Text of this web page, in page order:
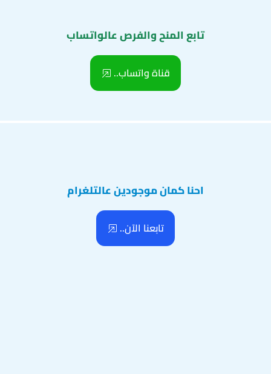
تابع المنح والفرص عالواتساب
قناة واتساب..
احنا كمان موجودين عالتلغرام
تابعنا الآن..